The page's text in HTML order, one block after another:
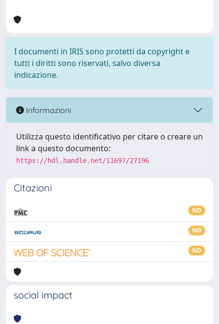
I documenti in IRIS sono protetti da copyright e
tutti i diritti sono riservati, salvo diversa
indicazione.
Informazioni
Utilizza questo identificativo per citare o creare un
link a questo documento:
https://hdl.handle.net/11697/27196
Citazioni
ND
ND
ND
social impact